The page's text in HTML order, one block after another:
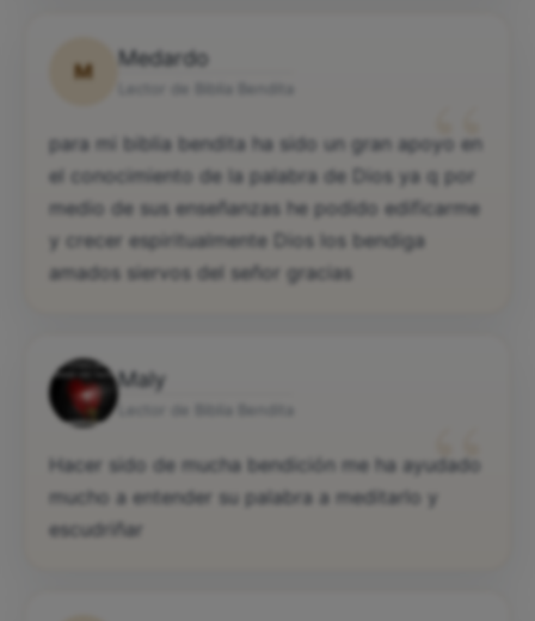
M
Medardo
“
para mi biblia bendita ha sido un gran apoyo en
el conocimiento de la palabra de Dios ya q por
medio de sus enseñanzas he podido edificarme
y crecer espiritualmente Dios los bendiga
amados siervos del señor gracias
Maly
“
Hacer sido de mucha bendición me ha ayudado
mucho a entender su palabra a meditarlo y
escudriñar